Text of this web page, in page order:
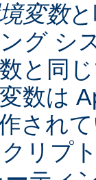
変数
グ シ
と同
数は
され
リプ